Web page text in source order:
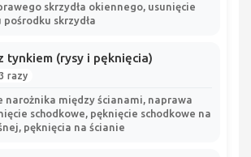
skrzydła okiennego, usunięcie
skrzydła
tynkiem (rysy i pęknięcia)
razy
narożnika między ścianami, naprawa
schodkowe, pęknięcie schodkowe na
pęknięcia na ścianie